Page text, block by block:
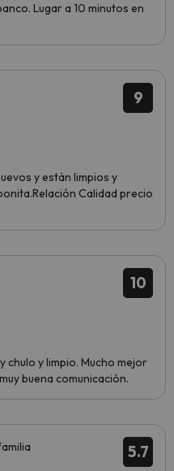
Lugar a 10 minutos en
9
y están limpios y
Calidad precio
10
chulo y limpio. Mucho mejor
buena comunicación.
5.7